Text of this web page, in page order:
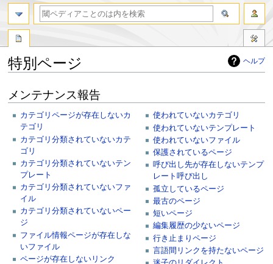
ヘルプ
特別ページ
ビ
動
索メンテナンス報告
カテゴリページが存在しないカ
テゴリ
カテゴリ分類されていないカテ
ゴリ
カテゴリ分類されていないテン
プレート
カテゴリ分類されていないファ
イル
カテゴリ分類されていないペー
ジ
ファイル情報ページが存在しな
いファイル
ページが存在しないリンク
使われていないカテゴリ
使われていないテンプレート
使われていないファイル
保護されているページ
呼び出し先が存在しないテンプ
レート呼び出し
孤立しているページ
最古のページ
短いページ
編集履歴の少ないページ
行き止まりページ
言語間リンクを持たないページ